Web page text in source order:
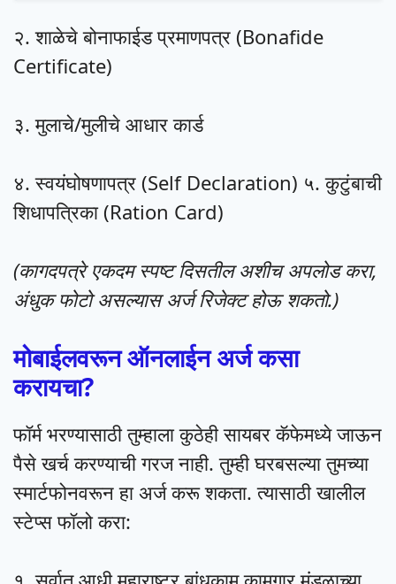
२. शाळेचे बोनाफाईड प्रमाणपत्र (Bonafide
Certificate)
३. मुलाचे/मुलीचे आधार कार्ड
४. स्वयंघोषणापत्र (Self Declaration) ५. कुटुंबाची
शिधापत्रिका (Ration Card)
(कागदपत्रे एकदम स्पष्ट दिसतील अशीच अपलोड करा,
अंधुक फोटो असल्यास अर्ज रिजेक्ट होऊ शकतो.)
मोबाईलवरून ऑनलाईन अर्ज कसा
करायचा?
फॉर्म भरण्यासाठी तुम्हाला कुठेही सायबर कॅफेमध्ये जाऊन
पैसे खर्च करण्याची गरज नाही. तुम्ही घरबसल्या तुमच्या
स्मार्टफोनवरून हा अर्ज करू शकता. त्यासाठी खालील
स्टेप्स फॉलो करा: